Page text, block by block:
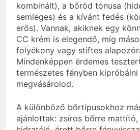
kombinált), a bőröd tónusa
semleges) és a kívánt fedés
erős). Vannak, akiknek egy
CC krém is elegendő, míg
folyékony vagy stiftes
Mindenképpen érdemes
természetes fényben
megvásárolod.
A különböző bőrtípusokhoz
ajánlottak: zsíros bőrre